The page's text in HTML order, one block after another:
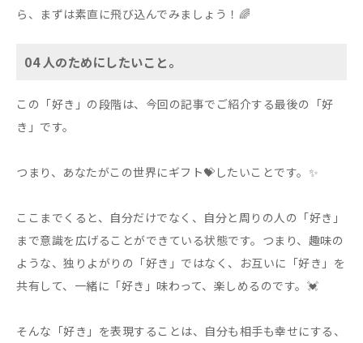
ら、まずは素直に飛び込んでみましょう！🌈
04 人のためにしたいこと。
この「好き」の段階は、今回の記事でご紹介する最後の「好
き」です。
つまり、あなたがこの世界にギフト💝したいことです。✨
ここまでくると、自分だけでなく、自分と周りの人の「好き」
まで意識を広げることができている状態です。つまり、趣味の
ような、独りよがりの「好き」ではなく、お互いに「好き」を
共有して、一緒に「好き」味わって、楽しめるのです。💓
そんな「好き」を表現することは、自分も相手も幸せにする、